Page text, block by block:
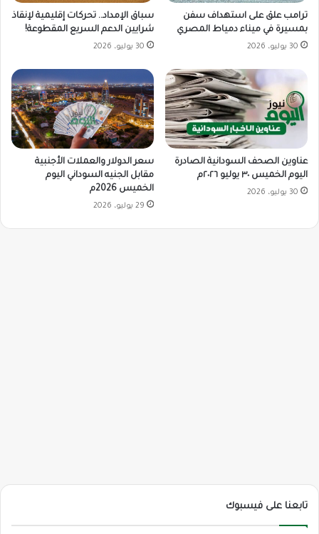
ترامب علق على استهداف سفن
بمسيرة في ميناء دمياط المصري
30 يوليو، 2026
سباق الإمداد.. تحركات إقليمية لإنقاذ
شرايين الدعم السريع المقطوعة!
30 يوليو، 2026
عناوين الصحف السودانية الصادرة
اليوم الخميس ٣٠ يوليو ٢٠٢٦م
30 يوليو، 2026
سعر الدولار والعملات الأجنبية
مقابل الجنيه السوداني اليوم
الخميس 2026م
29 يوليو، 2026
تابعنا على فيسبوك